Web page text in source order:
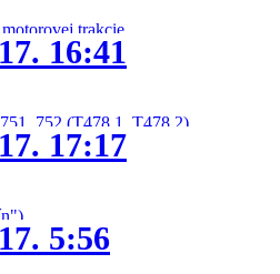
trakcie
16:41
752 (T478.1, T478.2)
17:17
5:56